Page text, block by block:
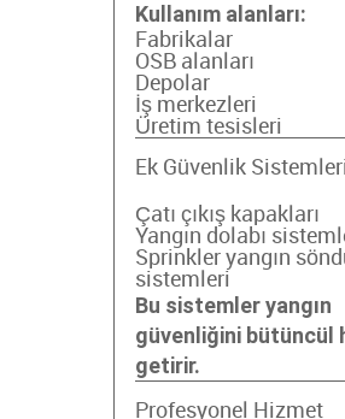
Kullanım alanları:
Fabrikalar
OSB alanları
Depolar
İş merkezleri
Üretim tesisleri
Ek Güvenlik Sistemleri
Çatı çıkış kapakları
Yangın dolabı
Sprinkler yangın
sistemleri
Bu sistemler yangın
güvenliğini bütüncül
getirir.
Profesyonel Hizmet